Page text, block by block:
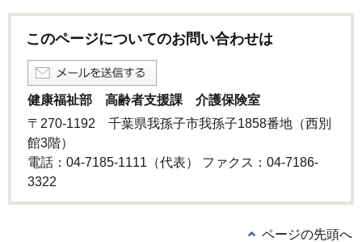
このページについてのお問い合わせは
健康福祉部 高齢者支援課 介護保険室
〒270-1192 千葉県我孫子市我孫子1858番地（西別
館3階）
電話：04-7185-1111（代表） ファクス：04-7186-
3322
ページの先頭へ